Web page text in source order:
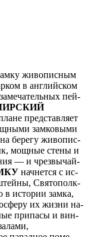
жи­во­пис­ным
в английском
пей­
пред­став­ля­ет
зам­ко­вы­ми
бе­ре­гу жи­во­пис­
мощ­ные сте­ны и
— и чрез­вы­чай­
начнется с ис­
Святополк-
ис­то­рии зам­ка,
их жиз­ни на­
при­па­сы и вин­